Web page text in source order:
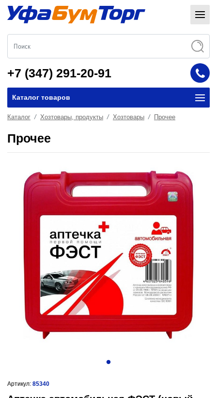
+7 (347) 291-20-91
Каталог товаров
Каталог Хозтовары, продукты Хозтовары Прочее
Прочее
Артикул: 85340